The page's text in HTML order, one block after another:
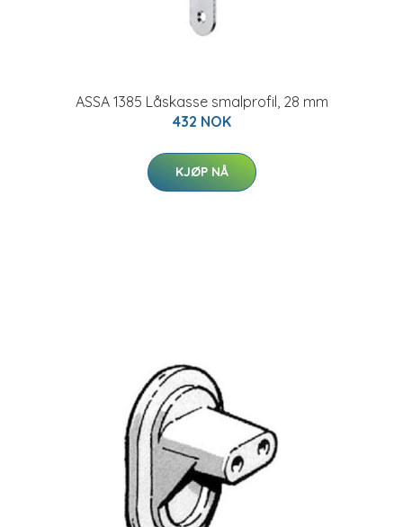
ASSA 1385 Låskasse smalprofil, 28 mm
432 NOK
KJØP NÅ